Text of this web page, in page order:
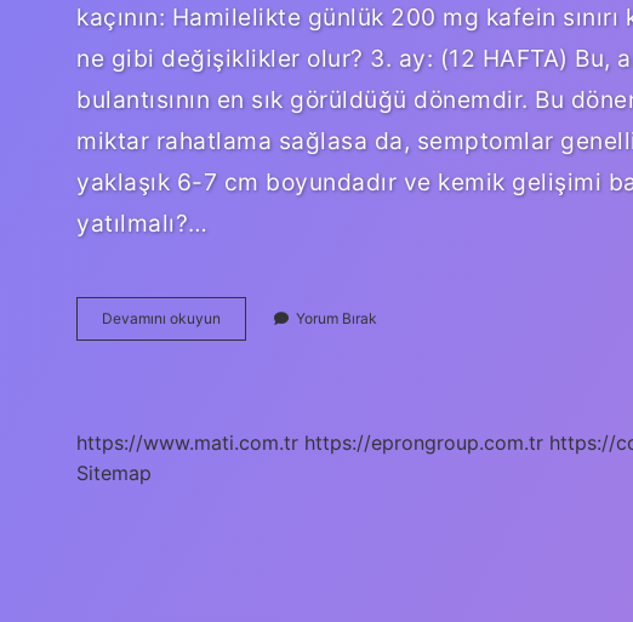
kaçının: Hamilelikte günlük 200 mg kafein
ne gibi değişiklikler olur? 3. ay: (12 HAFTA) Bu,
bulantısının en sık görüldüğü dönemdir. Bu
miktar rahatlama sağlasa da, semptomlar
yaklaşık 6-7 cm boyundadır ve kemik gelişimi
yatılmalı?…
Devamını okuyun
Aylık
Yorum Bırak
https://www.mati.com.tr https://eprongroup.com.tr https://
Sitemap